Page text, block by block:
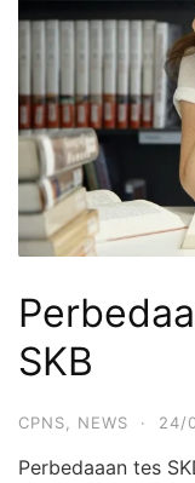
SKB
CPNS NEWS · 24/
Perbedaaan tes